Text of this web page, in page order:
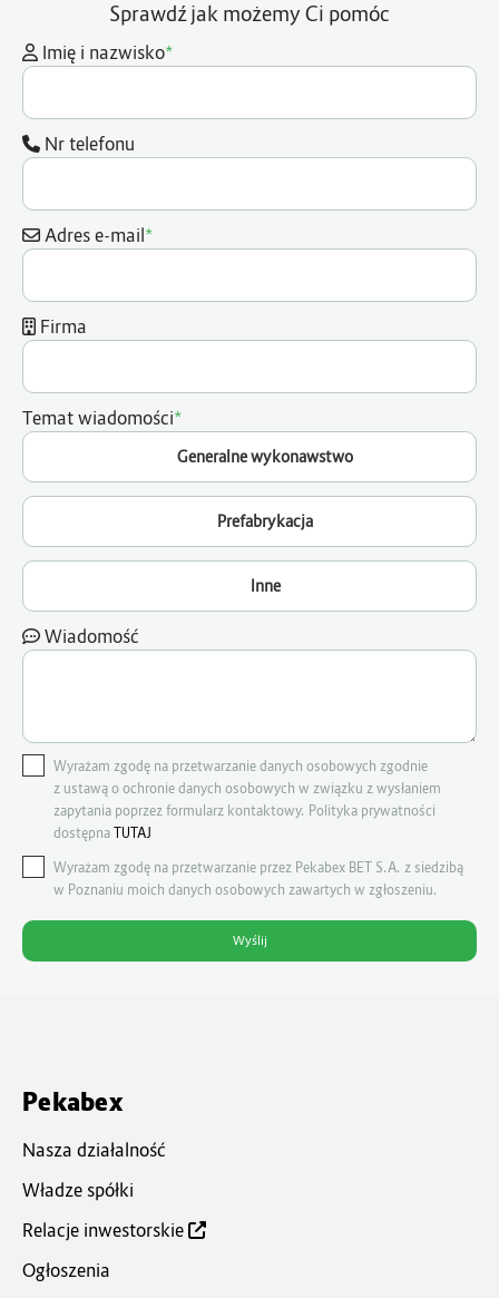
Sprawdź jak możemy Ci pomóc
Imię i nazwisko*
Nr telefonu
Adres e-mail*
Firma
Temat wiadomości*
Generalne wykonawstwo
Prefabrykacja
Inne
Wiadomość
Wyrażam zgodę na przetwarzanie danych osobowych zgodnie
z ustawą o ochronie danych osobowych w związku z wysłaniem
zapytania poprzez formularz kontaktowy. Polityka prywatności
dostępna TUTAJ
Wyrażam zgodę na przetwarzanie przez Pekabex BET S.A. z siedzibą
w Poznaniu moich danych osobowych zawartych w zgłoszeniu.
Pekabex
Nasza działalność
Władze spółki
Relacje inwestorskie
Ogłoszenia